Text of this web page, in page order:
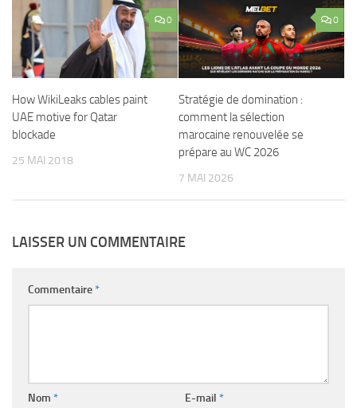
0
How WikiLeaks cables paint
UAE motive for Qatar
blockade
25 MAI 2018
0
Stratégie de domination :
comment la sélection
marocaine renouvelée se
prépare au WC 2026
7 MAI 2026
LAISSER UN COMMENTAIRE
Commentaire*
Nom * E-mail *